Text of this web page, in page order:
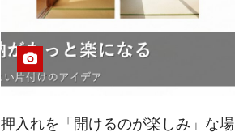
押入れを「開けるのが楽しみ」な場